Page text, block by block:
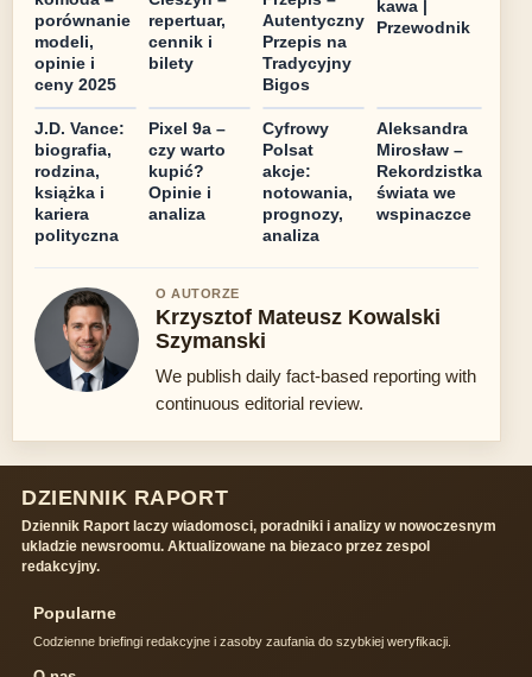
porównanie
modeli,
opinie i
ceny 2025
repertuar,
cennik i
bilety
Autentyczny
Przepis na
Tradycyjny
Bigos
kawa |
Przewodnik
J.D. Vance:
biografia,
rodzina,
książka i
kariera
polityczna
Pixel 9a –
czy warto
kupić?
Opinie i
analiza
Cyfrowy
Polsat
akcje:
notowania,
prognozy,
analiza
Aleksandra
Mirosław –
Rekordzistka
świata we
wspinaczce
O AUTORZE
Krzysztof Mateusz Kowalski
Szymanski
We publish daily fact-based reporting with
continuous editorial review.
DZIENNIK RAPORT
Dziennik Raport laczy wiadomosci, poradniki i analizy w nowoczesnym
ukladzie newsroomu. Aktualizowane na biezaco przez zespol
redakcyjny.
Popularne
Codzienne briefingi redakcyjne i zasoby zaufania do szybkiej weryfikacji.